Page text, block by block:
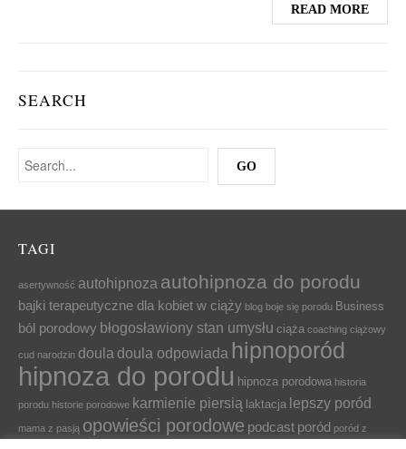
READ MORE
SEARCH
TAGI
asertywność autohipnoza autohipnoza do porodu
bajki terapeutyczne dla kobiet w ciąży blog boje się porodu Business
ból porodowy błogosławiony stan umysłu ciąża coaching ciążowy
cud narodzin doula doula odpowiada hipnoporód
hipnoza do porodu hipnoza porodowa historia
porodu historie porodowe karmienie piersią laktacja lepszy poród
mama z pasją opowieści porodowe podcast poród poród z